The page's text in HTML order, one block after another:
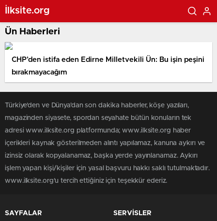
İlksite.org
Ün Haberleri
CHP’den istifa eden Edirne Milletvekili Ün: Bu işin peşini
bırakmayacağım
Türkiye'den ve Dünya’dan son dakika haberler, köşe yazıları,
magazinden siyasete, spordan seyahate bütün konuların tek
adresi www.ilksite.org platformunda; www.ilksite.org haber
içerikleri kaynak gösterilmeden alıntı yapılamaz, kanuna aykırı ve
izinsiz olarak kopyalanamaz, başka yerde yayınlanamaz. Aykırı
işlem yapan kişi/kişiler için yasal başvuru hakkı saklı tutulmaktadır.
www.ilksite.org'u tercih ettiğiniz için teşekkür ederiz.
SAYFALAR SERVİSLER